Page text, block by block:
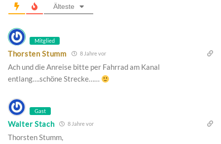
Älteste
Mitglied
Thorsten Stumm 8 Jahre vor
Ach und die Anreise bitte per Fahrrad am Kanal
entlang….schöne Strecke……
Gast
Walter Stach 8 Jahre vor
Thorsten Stumm,